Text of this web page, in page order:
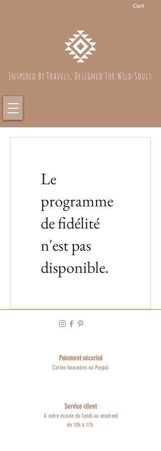
Cart
Inspired By Travels, Designed For Wild Souls
Le
programme
de fidélité
n'est pas
disponible.
Paiement sécurisé
Cartes bancaires ou Paypal
Service client
A votre écoute du lundi au vendredi
de 10h à 17h